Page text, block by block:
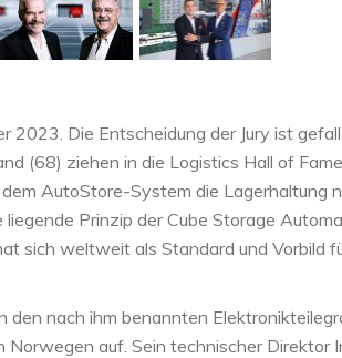
2023. Die Entscheidung der Jury ist
(68) ziehen in die Logistics Hall of
AutoStore-System die Lagerhaltung
liegende Prinzip der Cube Storage
sich weltweit als Standard und Vorbild
den nach ihm benannten
auf. Sein technischer Direktor